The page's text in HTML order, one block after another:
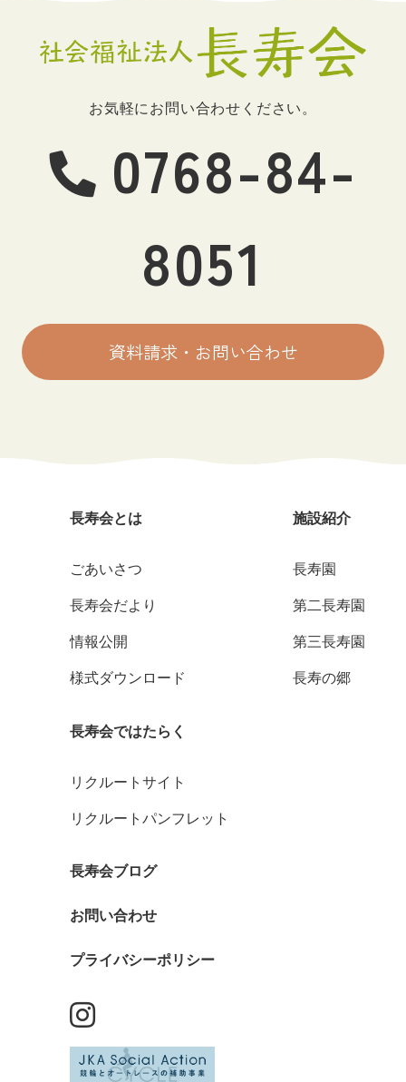
お気軽にお問い合わせください。
0768-84-
8051
資料請求・お問い合わせ
長寿会とは
ごあいさつ
長寿会だより
情報公開
様式ダウンロード
施設紹介
長寿園
第二長寿園
第三長寿園
長寿の郷
長寿会ではたらく
リクルートサイト
リクルートパンフレット
長寿会ブログ
お問い合わせ
プライバシーポリシー